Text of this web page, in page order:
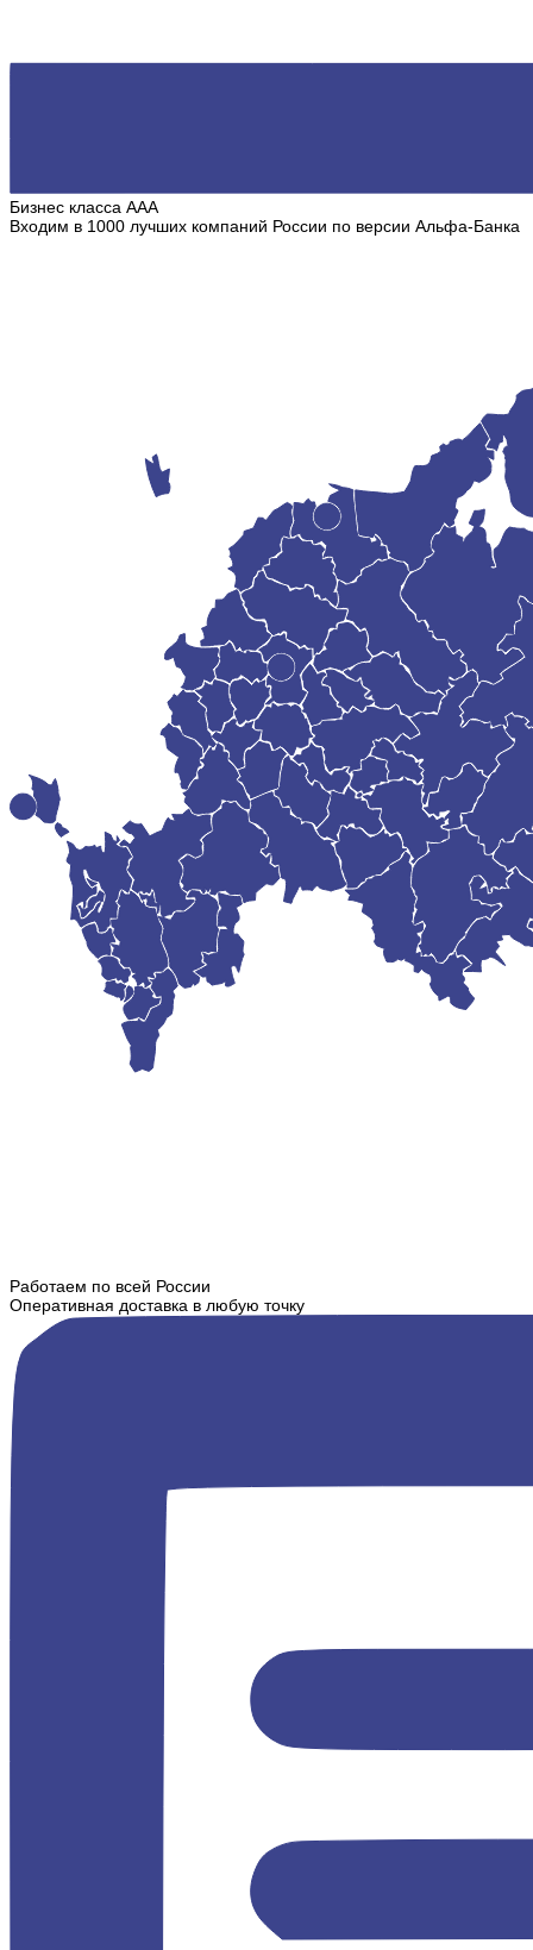
Бизнес класса ААА
Входим в 1000 лучших компаний России по версии Альфа-Банка
Работаем по всей России
Оперативная доставка в любую точку